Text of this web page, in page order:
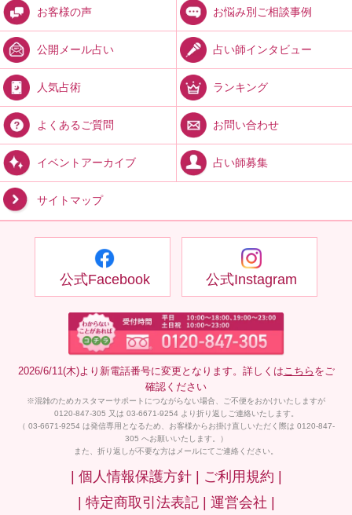
お客様の声 お悩み別ご相談事例
公開メール占い 占い師インタビュー
人気占術 ランキング
よくあるご質問 お問い合わせ
イベントアーカイブ 占い師募集
サイトマップ
公式Facebook 公式Instagram
2026/6/11(木)より新電話番号に変更となります。詳しくは こちら をご
確認ください
※混雑のためカスタマーサポートにつながらない場合、ご不便をおかけいたしますが
0120-847-305 又は 03-6671-9254 より折り返しご連絡いたします。
（ 03-6671-9254 は発信専用となるため、お客様からお掛け直しいただく際は 0120-847-
305 へお願いいたします。）
また、折り返しが不要な方はメールにてご連絡ください。
| 個人情報保護方針 | ご利用規約 |
| 特定商取引法表記 | 運営会社 |